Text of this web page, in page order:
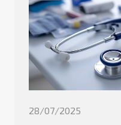
28/07/2025